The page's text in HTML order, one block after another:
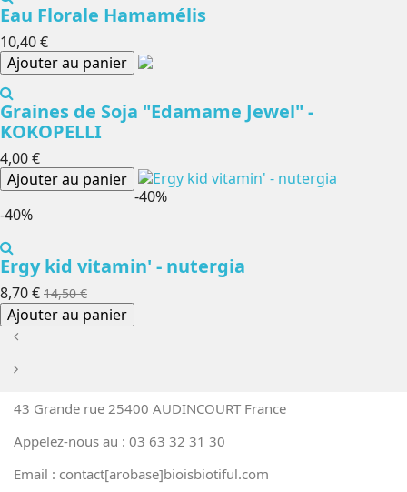
Eau Florale Hamamélis
10,40 €
Ajouter au panier
Graines de Soja "Edamame Jewel" -
KOKOPELLI
4,00 €
Ajouter au panier
-40%
-40%
Ergy kid vitamin' - nutergia
8,70 € 14,50 €
Ajouter au panier
43 Grande rue 25400 AUDINCOURT France
Appelez-nous au : 03 63 32 31 30
Email : contact[arobase]bioisbiotiful.com